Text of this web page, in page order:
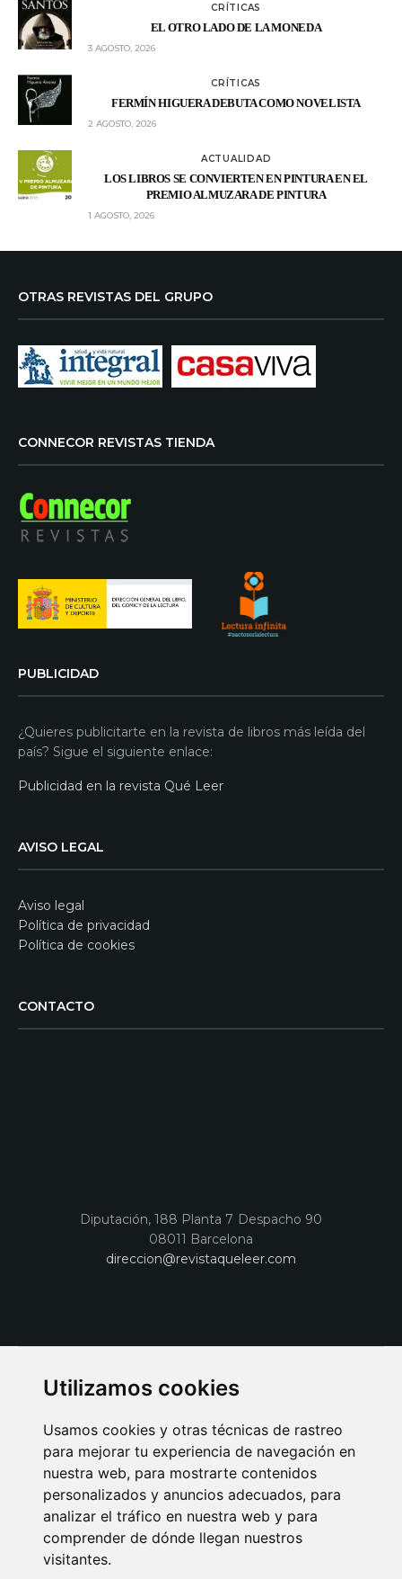
Utilizamos cookies
Usamos cookies y otras técnicas de rastreo
para mejorar tu experiencia de navegación en
nuestra web, para mostrarte contenidos
personalizados y anuncios adecuados, para
analizar el tráfico en nuestra web y para
comprender de dónde llegan nuestros
visitantes.
CRÍTICAS
EL OTRO LADO DE LA MONEDA
3 AGOSTO, 2026
CRÍTICAS
FERMÍN HIGUERA DEBUTA COMO NOVELISTA
2 AGOSTO, 2026
ACTUALIDAD
LOS LIBROS SE CONVIERTEN EN PINTURA EN EL
PREMIO ALMUZARA DE PINTURA
1 AGOSTO, 2026
OTRAS REVISTAS DEL GRUPO
CONNECOR REVISTAS TIENDA
PUBLICIDAD
¿Quieres publicitarte en la revista de libros más leída del
país? Sigue el siguiente enlace:
Publicidad en la revista Qué Leer
AVISO LEGAL
Aviso legal
Política de privacidad
Política de cookies
CONTACTO
Diputación, 188 Planta 7 Despacho 90
08011 Barcelona
direccion@revistaqueleer.com
AVISO LEGAL POLITICA DE COOKIES
POLITICA DE PRIVACIDAD
PUBLICIDAD EN LA REVISTA QUÉ LEER
SORTEO-PREESTRENOS
SUSCRIPCIONES